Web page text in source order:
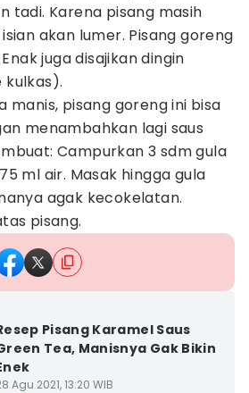
tadi. Karena pisang masih
akan lumer. Pisang goreng
juga disajikan dingin
kulkas).
manis, pisang goreng ini bisa
menambahkan lagi saus
Campurkan 3 sdm gula
ml air. Masak hingga gula
agak kecokelatan.
pisang.
Pisang Karamel Saus
Tea, Manisnya Gak Bikin
Agu 2021, 13:20 WIB